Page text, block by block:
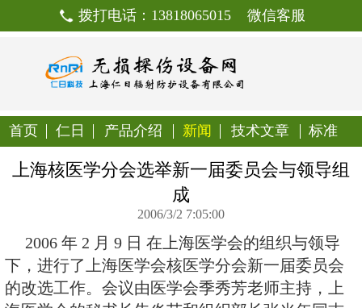
拨打电话：13818065015
产品介绍
上海核医学分会选举新一届委
成